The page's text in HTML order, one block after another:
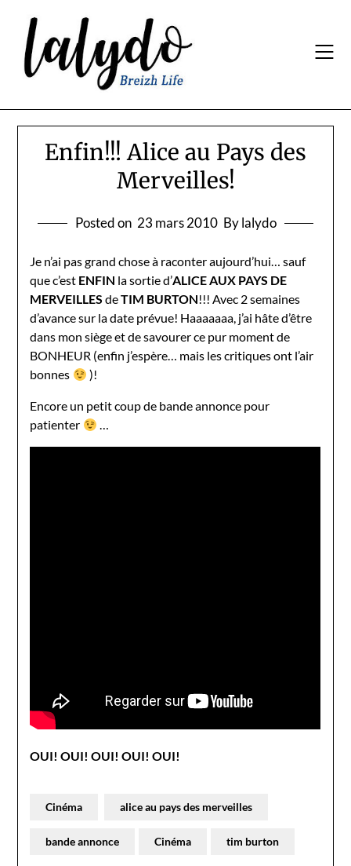
content
Enfin!!! Alice au Pays des
Merveilles!
Posted on 23 mars 2010 By lalydo
Je n’ai pas grand chose à raconter aujourd’hui… sauf
que c’est ENFIN la sortie d’ALICE AUX PAYS DE
MERVEILLES deTIM BURTON!!! Avec 2 semaines
d’avance sur la date prévue! Haaaaaaa, j’ai hâte d’être
dans mon siège et de savourer ce pur moment de
BONHEUR (enfin j’espère… mais les critiques ont l’air
bonnes
)!
Encore un petit coup de bande annonce pour
patienter
…
OUI! OUI! OUI!OUI! OUI!
Cinéma alice au pays des merveilles
bande annonce Cinéma tim burton